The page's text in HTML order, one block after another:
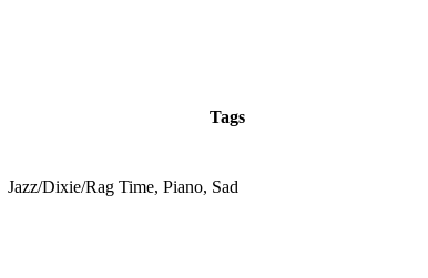
Tags
Jazz/Dixie/Rag Time, Piano, Sad